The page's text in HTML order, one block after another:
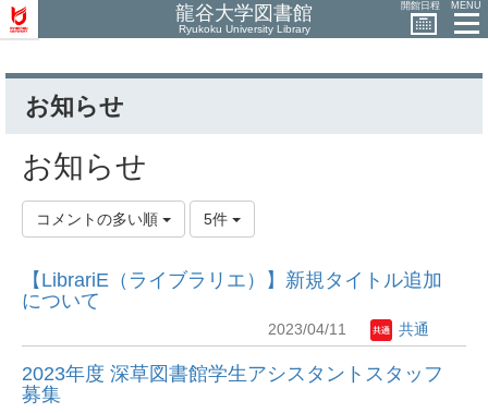
龍谷大学図書館
Ryukoku University Library
開館日程 MENU
お知らせ
お知らせ
コメントの多い順 5件
【LibrariE（ライブラリエ）】新規タイトル追加
について
2023/04/11 共通
2023年度 深草図書館学生アシスタントスタッフ
募集